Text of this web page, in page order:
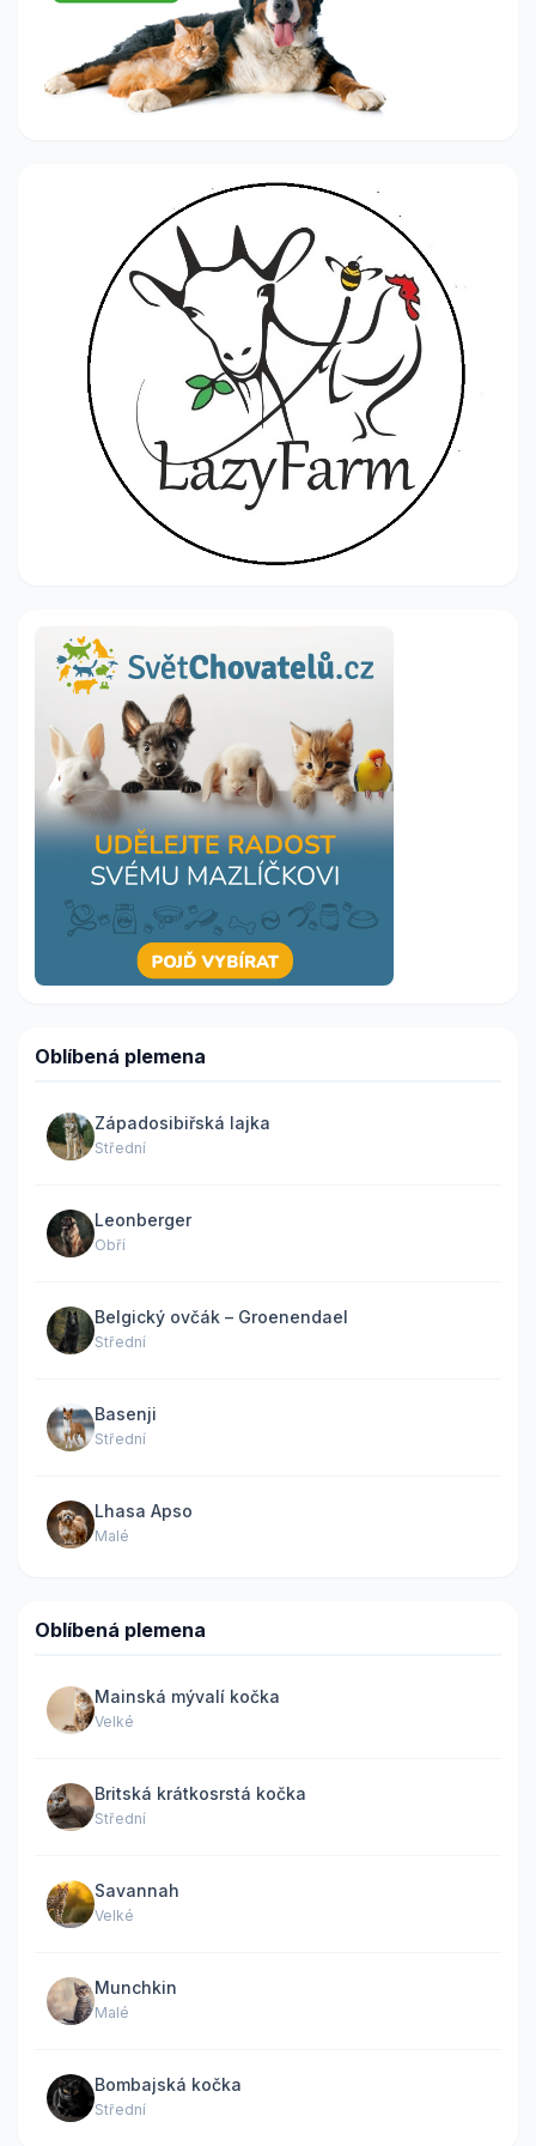
Oblíbená plemena
Západosibiřská lajka
Střední
Leonberger
Obří
Belgický ovčák – Groenendael
Střední
Basenji
Střední
Lhasa Apso
Malé
Oblíbená plemena
Mainská mývalí kočka
Velké
Britská krátkosrstá kočka
Střední
Savannah
Velké
Munchkin
Malé
Bombajská kočka
Střední